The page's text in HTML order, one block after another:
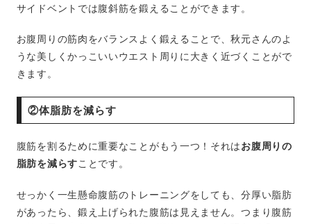
サイドベントでは腹斜筋を鍛えることができます。
お腹周りの筋肉をバランスよく鍛えることで、秋元さんのよ
うな美しくかっこいいウエスト周りに大きく近づくことがで
きます。
②体脂肪を減らす
腹筋を割るために重要なことがもう一つ！それは お腹周りの
脂肪を減らすことです。
せっかく一生懸命腹筋のトレーニングをしても、分厚い脂肪
があったら、鍛え上げられた腹筋は見えません。つまり腹筋